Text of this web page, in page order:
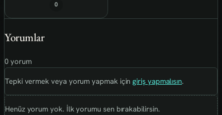
0
Yorumlar
0 yorum
Tepki vermek veya yorum yapmak içingiriş yapmalısın.
Henüz yorum yok. İlk yorumu sen bırakabilirsin.